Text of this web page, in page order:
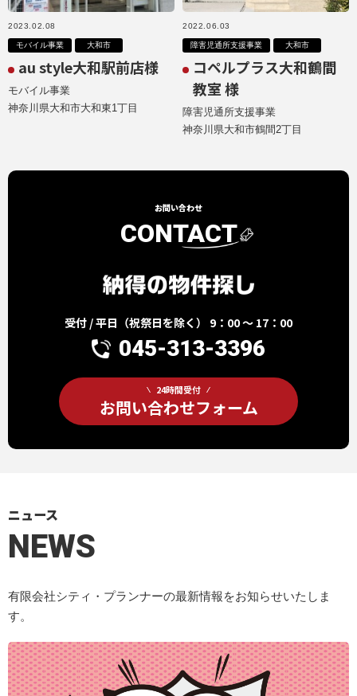
2023.02.08
モバイル事業 大和市
au style大和駅前店様
モバイル事業
神奈川県大和市大和東1丁目
2022.06.03
障害児通所支援事業 大和市
コペルプラス大和鶴間
教室 様
障害児通所支援事業
神奈川県大和市鶴間2丁目
お問い合わせ
CONTACT
受付 / 平日（祝祭日を除く） 9：00 ～ 17：00
045-313-3396
24時間受付
お問い合わせフォーム
ニュース
NEWS
有限会社シティ・プランナーの最新情報をお知らせいたしま
す。